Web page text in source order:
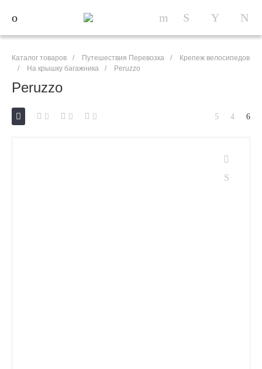
Каталог товаров / Путешествия Перевозка /
Крепеж велосипедов
/
На крышку багажника / Peruzzo
Peruzzo